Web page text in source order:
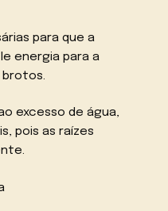
para que a
energia para a
excesso de água,
pois as raízes